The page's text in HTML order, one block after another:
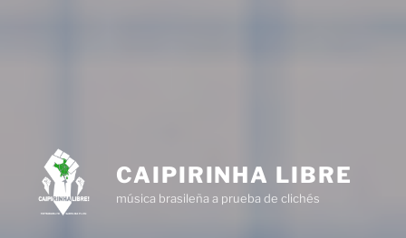
CAIPIRINHA LIBRE
música brasileña a prueba de clichés